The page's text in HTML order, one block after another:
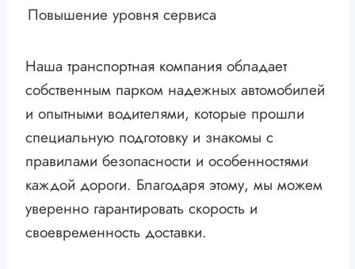
Повышение уровня сервиса
Наша транспортная компания обладает
собственным парком надежных автомобилей
и опытными водителями, которые прошли
специальную подготовку и знакомы с
правилами безопасности и особенностями
каждой дороги. Благодаря этому, мы можем
уверенно гарантировать скорость и
своевременность доставки.